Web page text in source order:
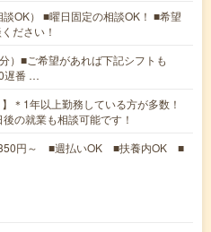
OK） ■曜日固定の相談OK！ ■希望
ださい！
）■ご希望があれば下記シフトも
遅番 …
＊1年以上勤務している方が多数！
の就業も相談可能です！
円～ ■週払いOK ■扶養内OK ■